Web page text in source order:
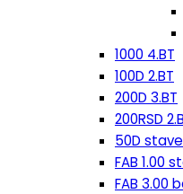
1000 4.BT
100D 2.BT
200D 3.BT
200RSD
50D
FAB 1.00
FAB 3.00